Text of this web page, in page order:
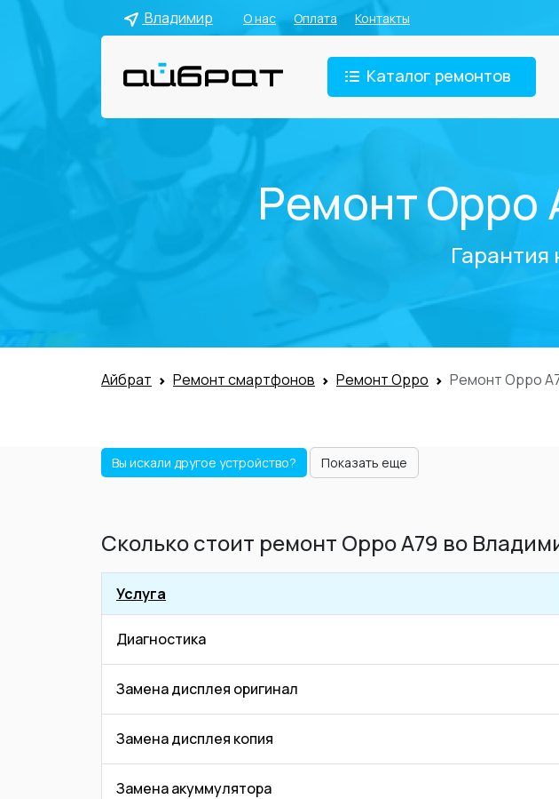
Владимир О нас Оплата Контакты
Каталог ремонтов
Ремонт Oppo
Гарантия
Айбрат Ремонт смартфонов Ремонт Oppo Ремонт Oppo
Вы искали другое устройство? Показать еще
Сколько стоит ремонт Oppo A79 во
Услуга
Диагностика
Замена дисплея оригинал
Замена дисплея копия
Замена акуммулятора